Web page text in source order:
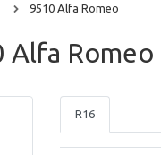
9510 Alfa Romeo
Alfa Romeo
R16